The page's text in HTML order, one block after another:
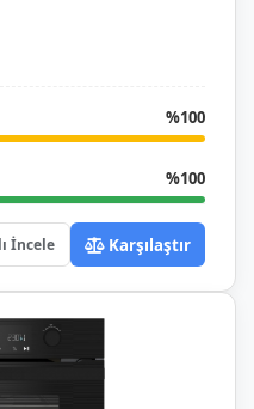
%100
%100
İncele Karşılaştır